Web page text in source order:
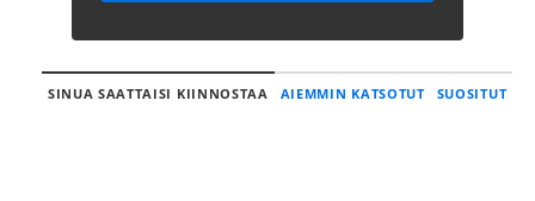
SINUA SAATTAISI KIINNOSTAA AIEMMIN KATSOTUT SUOSITUT